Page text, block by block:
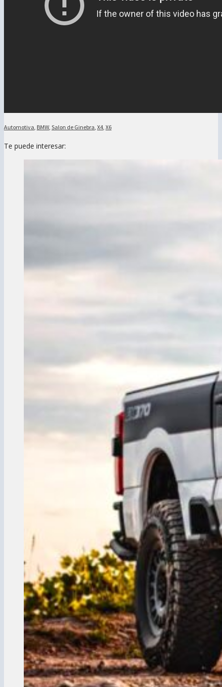
Automotiva BMW Salon de Ginebra X4 X6
Te puede interesar: